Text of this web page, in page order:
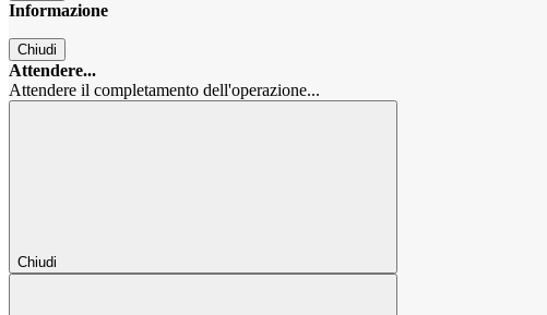
Informazione
Chiudi
Attendere...
Attendere il completamento dell'operazione...
Chiudi